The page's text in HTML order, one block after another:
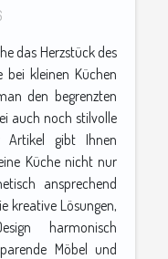
das Herzstück des
bei kleinen Küchen
den begrenzten
auch noch stilvolle
Artikel gibt Ihnen
Küche nicht nur
ansprechend
kreative Lösungen,
harmonisch
Möbel und